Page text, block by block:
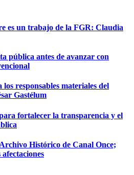
es un trabajo de la FGR: Claudia
pública antes de avanzar con
responsables materiales del
Gastélum
fortalecer la transparencia y el
Histórico de Canal Once;